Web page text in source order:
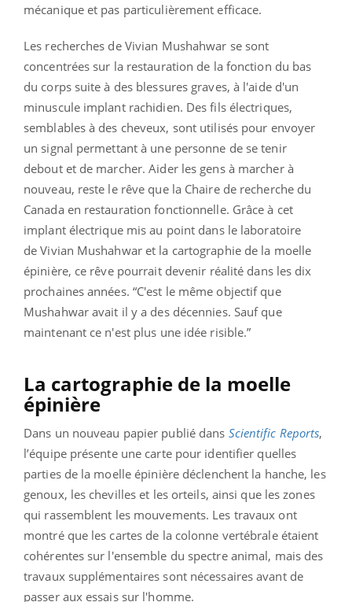
mécanique et pas particulièrement efficace.
Les recherches de Vivian Mushahwar se sont
concentrées sur la restauration de la fonction du bas
du corps suite à des blessures graves, à l'aide d'un
minuscule implant rachidien. Des fils électriques,
semblables à des cheveux, sont utilisés pour envoyer
un signal permettant à une personne de se tenir
debout et de marcher. Aider les gens à marcher à
nouveau, reste le rêve que la Chaire de recherche du
Canada en restauration fonctionnelle. Grâce à cet
implant électrique mis au point dans le laboratoire
de Vivian Mushahwar et la cartographie de la moelle
épinière, ce rêve pourrait devenir réalité dans les dix
prochaines années. “C'est le même objectif que
Mushahwar avait il y a des décennies. Sauf que
maintenant ce n'est plus une idée risible.”
La cartographie de la moelle
épinière
Dans un nouveau papier publié dans Scientific Reports,
l’équipe présente une carte pour identifier quelles
parties de la moelle épinière déclenchent la hanche, les
genoux, les chevilles et les orteils, ainsi que les zones
qui rassemblent les mouvements. Les travaux ont
montré que les cartes de la colonne vertébrale étaient
cohérentes sur l'ensemble du spectre animal, mais des
travaux supplémentaires sont nécessaires avant de
passer aux essais sur l'homme.